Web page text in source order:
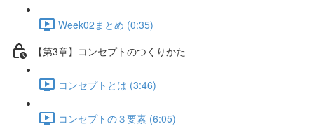
Week02まとめ (0:35)
【第3章】コンセプトのつくりかた
コンセプトとは (3:46)
コンセプトの３要素 (6:05)